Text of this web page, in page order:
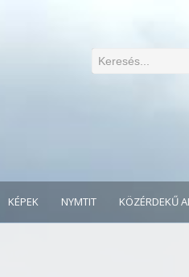
KÉPEK NYMTIT KÖZÉRDEKŰ